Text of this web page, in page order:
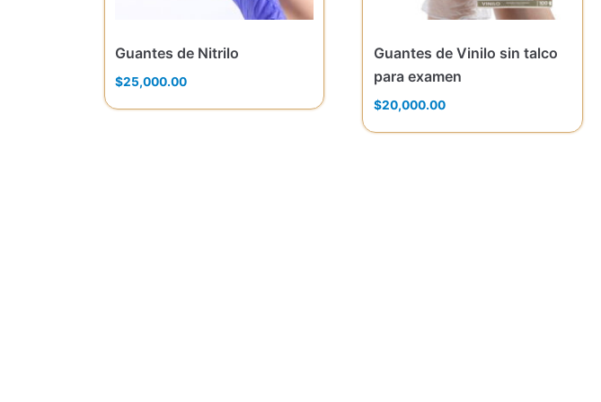
Guantes de Nitrilo
$25,000.00
Guantes de Vinilo sin talco
para examen
$20,000.00